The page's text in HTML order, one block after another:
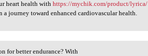
heart health withhttps://mychik.com/product/lyrica/
journey toward enhanced cardiovascular health.
for better endurance? With